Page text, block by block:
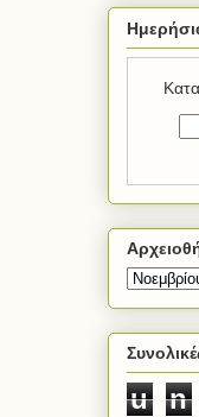
u n